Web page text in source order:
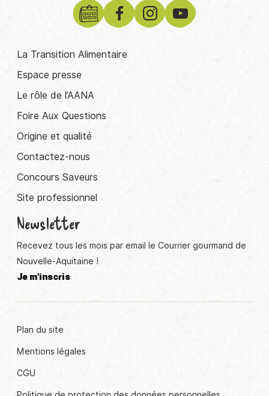
La Transition Alimentaire
Espace presse
Le rôle de l’AANA
Foire Aux Questions
Origine et qualité
Contactez-nous
Concours Saveurs
Site professionnel
Newsletter
Recevez tous les mois par email le Courrier gourmand de
Nouvelle-Aquitaine !
Je m'inscris
Plan du site
Mentions légales
CGU